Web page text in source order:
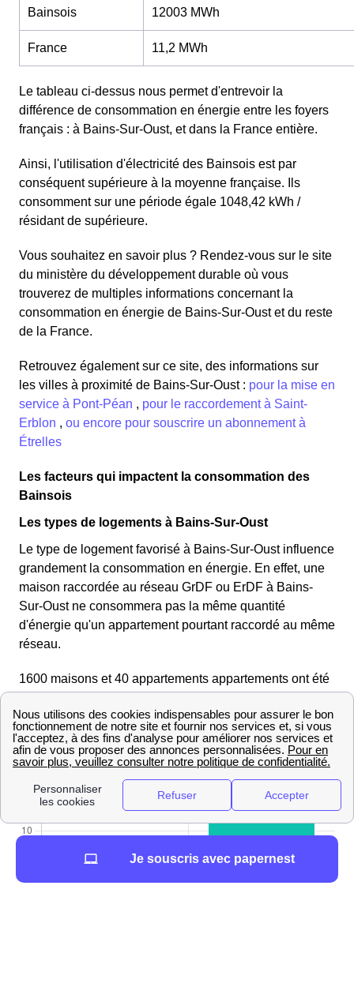
Bainsois 12003 MWh
France 11,2 MWh
Le tableau ci-dessus nous permet d'entrevoir la
différence de consommation en énergie entre les foyers
français : à Bains-Sur-Oust, et dans la France entière.
Ainsi, l'utilisation d'électricité des Bainsois est par
conséquent supérieure à la moyenne française. Ils
consomment sur une période égale 1048,42 kWh /
résidant de supérieure.
Vous souhaitez en savoir plus ? Rendez-vous sur le site
du ministère du développement durable où vous
trouverez de multiples informations concernant la
consommation en énergie de Bains-Sur-Oust et du reste
de la France.
Retrouvez également sur ce site, des informations sur
les villes à proximité de Bains-Sur-Oust : pour la mise en
service à Pont-Péan , pour le raccordement à Saint-
Erblon , ou encore pour souscrire un abonnement à
Étrelles
Les facteurs qui impactent la consommation des
Bainsois
Les types de logements à Bains-Sur-Oust
Le type de logement favorisé à Bains-Sur-Oust influence
grandement la consommation en énergie. En effet, une
maison raccordée au réseau GrDF ou ErDF à Bains-
Sur-Oust ne consommera pas la même quantité
d'énergie qu'un appartement pourtant raccordé au même
réseau.
1600 maisons et 40 appartements appartements ont été
Je souscris avec papernest